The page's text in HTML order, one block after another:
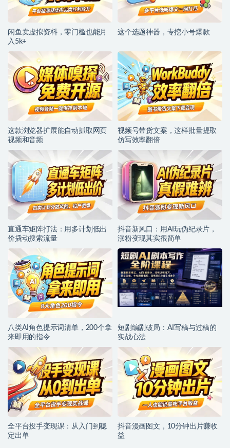
闲鱼卖虚拟资料，零门槛也能月
入5k+
这个选题神器，专挖小号爆款
这款浏览器扩展能自动抓取网页
视频和音频
视频号带货文案，这样批量提取
仿写效率翻倍
直通车矩阵打法：用多计划低出
价撬动搜索流量
抖音新风口：用AI玩伪纪录片，
涨粉变现其实很简单
八类AI角色提示词清单，200个拿
来即用的指令
短剧编剧破局：AI写稿与过稿的
实战心法
全平台投手变现课：从入门到稳
定出单
抖音漫画图文，10分钟出片赚收
益